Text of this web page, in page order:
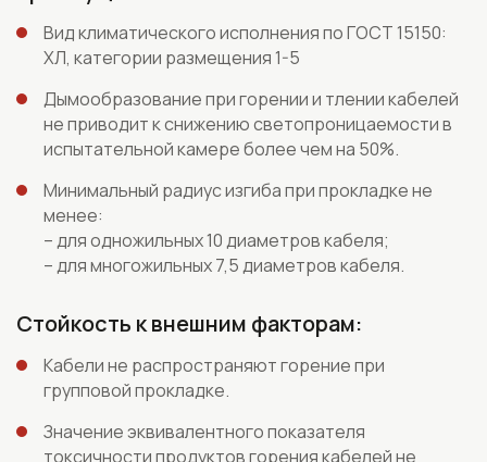
Вид климатического исполнения по ГОСТ 15150:
ХЛ, категории размещения 1-5
Дымообразование при горении и тлении кабелей
не приводит к снижению светопроницаемости в
испытательной камере более чем на 50%.
Минимальный радиус изгиба при прокладке не
менее:
– для одножильных 10 диаметров кабеля;
– для многожильных 7,5 диаметров кабеля.
Стойкость к внешним факторам:
Кабели не распространяют горение при
групповой прокладке.
Значение эквивалентного показателя
токсичности продуктов горения кабелей не